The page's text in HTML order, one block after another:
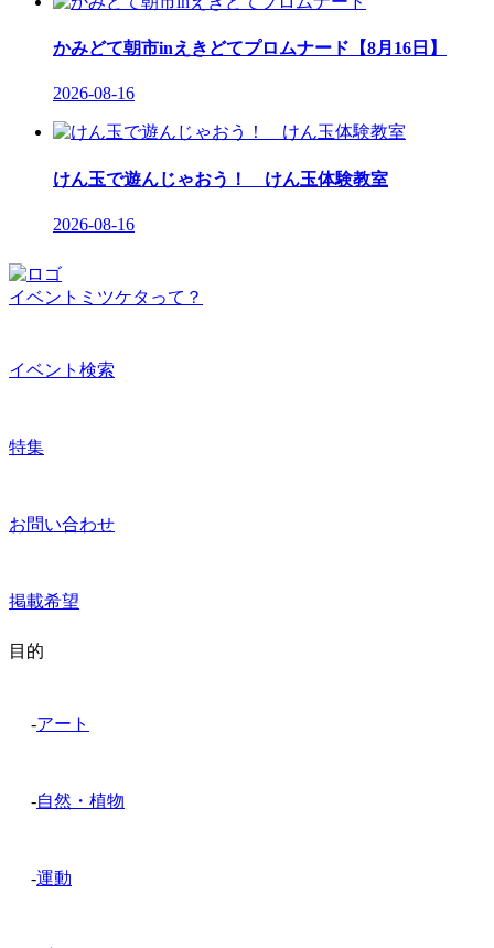
かみどて朝市inえきどてプロムナード【8月16日】
2026-08-16
けん玉で遊んじゃおう！ けん玉体験教室
2026-08-16
イベントミツケタって？
イベント検索
特集
お問い合わせ
掲載希望
目的
-アート
-自然・植物
-運動